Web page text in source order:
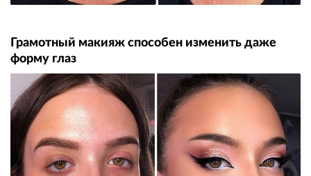
Грамотный макияж способен изменить даже
форму глаз